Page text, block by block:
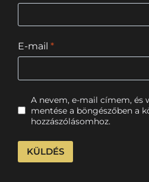
E-mail *
A nevem, e-mail címem, és
mentése a böngészőben a
hozzászólásomhoz.